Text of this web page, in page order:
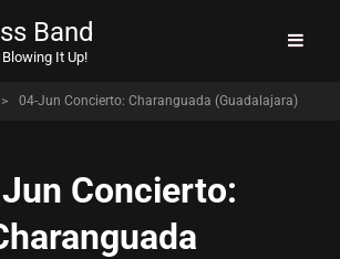
Band
It Up!
> 04-Jun Concierto: Charanguada (Guadalajara)
Concierto: